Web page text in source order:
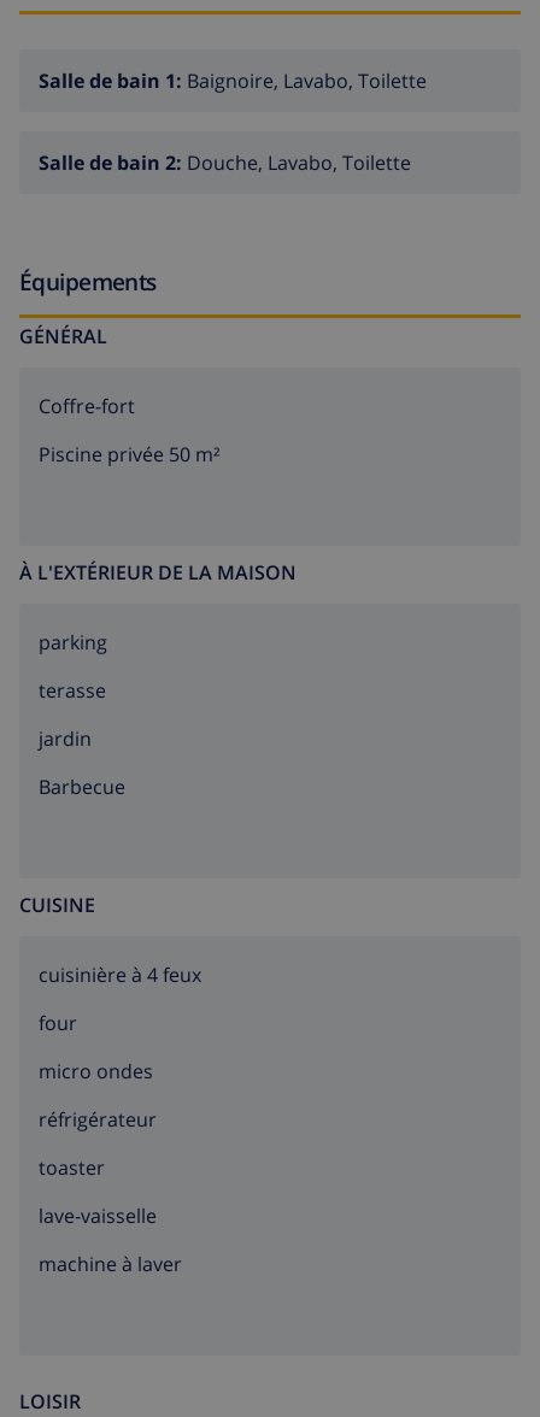
Salle de bain 1: Baignoire, Lavabo, Toilette
Salle de bain 2: Douche, Lavabo, Toilette
Équipements
GÉNÉRAL
Coffre-fort
Piscine privée 50 m²
À L'EXTÉRIEUR DE LA MAISON
parking
terasse
jardin
barbecue
CUISINE
cuisinière à 4 feux
four
micro ondes
réfrigérateur
toaster
lave-vaisselle
machine à laver
LOISIR